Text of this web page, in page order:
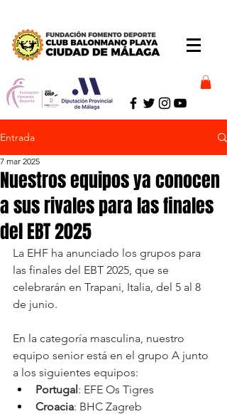
Entrada
Nuestros equipos ya conocen
a sus rivales para las finales
del EBT 2025
7 mar 2025
La EHF ha anunciado los grupos para
las finales del EBT 2025, que se
celebrarán en Trapani, Italia, del 5 al 8
de junio.
En la categoría masculina, nuestro
equipo senior está en el grupo A junto
a los siguientes equipos:
Portugal: EFE Os Tigres
Croacia: BHC Zagreb